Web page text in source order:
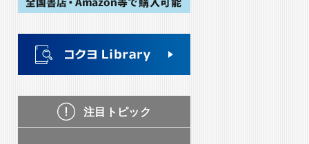
注目トピック